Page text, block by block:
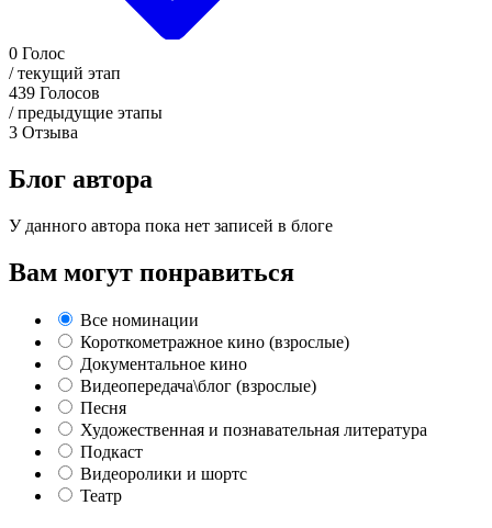
0 Голос
/ текущий этап
439 Голосов
/ предыдущие этапы
3 Отзыва
Блог автора
У данного автора пока нет записей в блоге
Вам могут понравиться
Все номинации
Короткометражное кино (взрослые)
Документальное кино
Видеопередача\блог (взрослые)
Песня
Художественная и познавательная литература
Подкаст
Видеоролики и шортс
Театр